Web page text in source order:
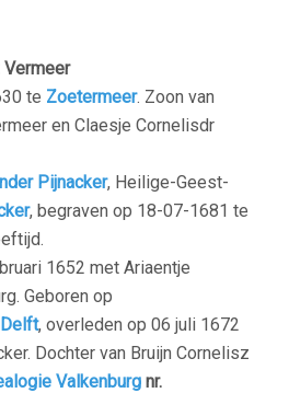
te Zoetermeer. Zoon van
en Claesje Cornelisdr
Pijnacker, Heilige-Geest-
, begraven op 18-07-1681 te
1652 met Ariaentje
Geboren op
Delft, overleden op 06 juli 1672
Dochter van Bruijn Cornelisz
Valkenburg nr.